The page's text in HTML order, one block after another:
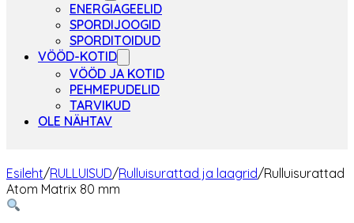
ENERGIAGEELID
SPORDIJOOGID
SPORDITOIDUD
VÖÖD-KOTID
VÖÖD JA KOTID
PEHMEPUDELID
TARVIKUD
OLE NÄHTAV
Esileht/RULLUISUD/Rulluisurattad ja laagrid/Rulluisurattad
Atom Matrix 80 mm